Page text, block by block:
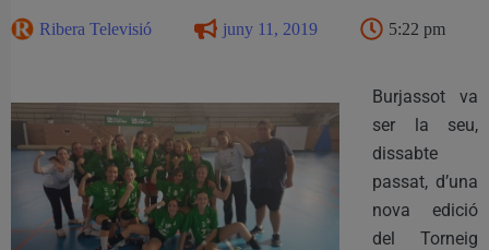
Ribera Televisió juny 11, 2019 5:22 pm
Burjassot va
ser la seu,
dissabte
passat, d’una
nova edició
del Torneig